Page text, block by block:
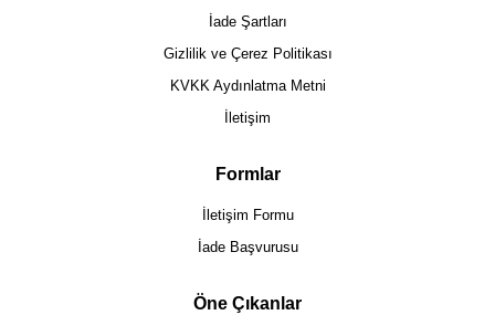
İade Şartları
Gizlilik ve Çerez Politikası
KVKK Aydınlatma Metni
İletişim
Formlar
İletişim Formu
İade Başvurusu
Öne Çıkanlar